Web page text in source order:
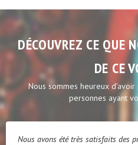
DÉCOUVREZ CE QUE
DE CE
Nous sommes heureux
personnes ayant
Nous avons été très satisfaits des